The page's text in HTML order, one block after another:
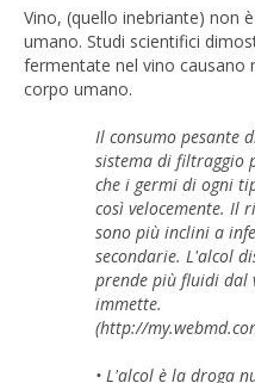
Vino, (quello inebriante) non
umano. Studi scientifici
fermentate nel vino causano
corpo umano.
Il consumo pesante
sistema di filtraggio
che i germi di ogni
così velocemente. Il
sono più inclini a
secondarie. L'alcol
prende più fluidi dal
immette.
(http://
• L'alcol è la droga